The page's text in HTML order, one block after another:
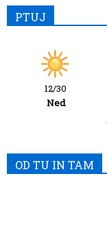
PTUJ
12/30
Ned
OD TU IN TAM